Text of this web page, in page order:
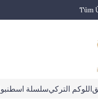
Tüm
سلسلةاللوكم التركي